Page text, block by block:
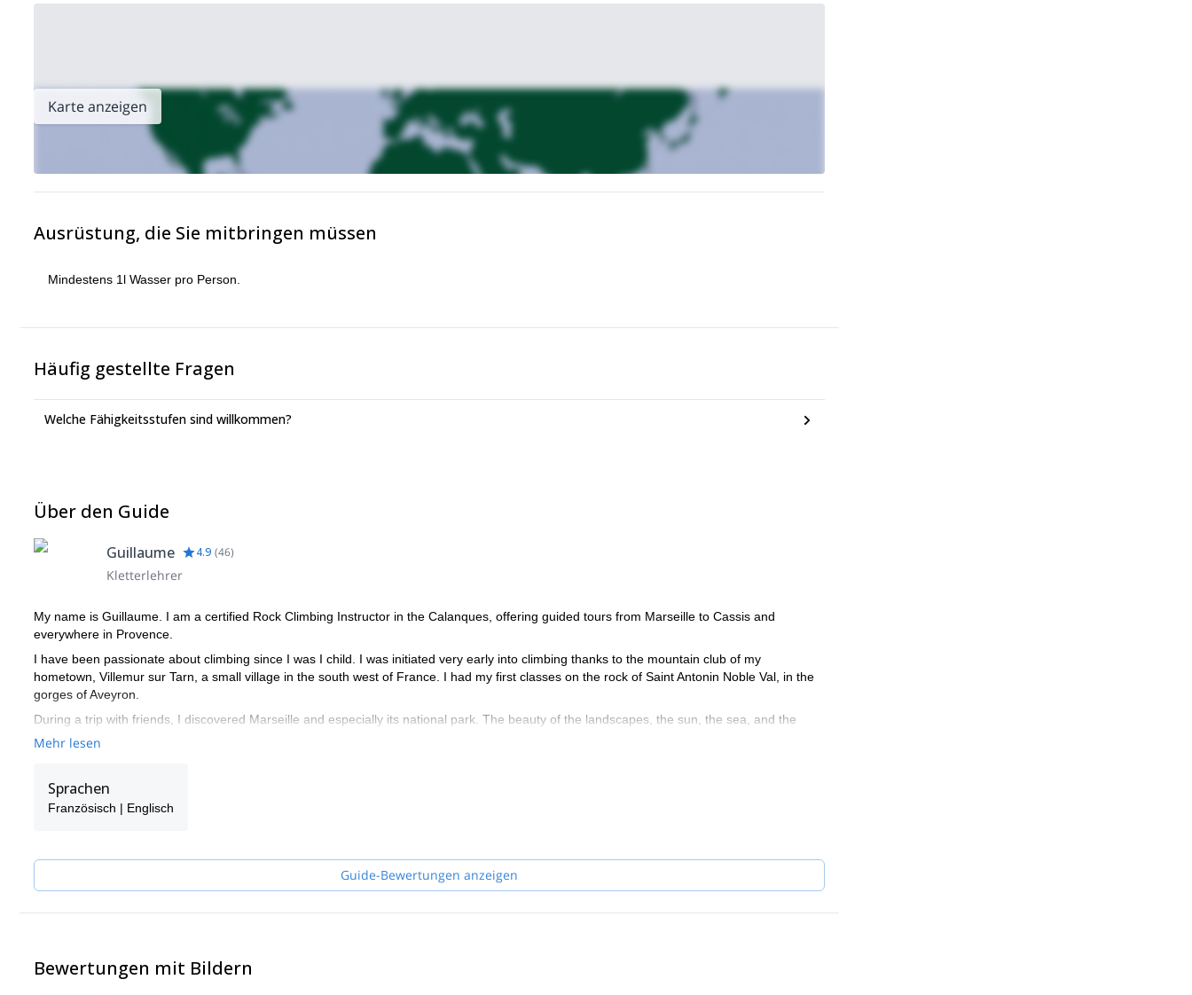
Karte anzeigen
Ausrüstung, die Sie mitbringen müssen
Mindestens 1l Wasser pro Person.
Häufig gestellte Fragen
Welche Fähigkeitsstufen sind willkommen?
Über den Guide
Guillaume 4.9 (46)
Kletterlehrer
My name is Guillaume. I am a certified Rock Climbing Instructor in the Calanques, offering guided tours from Marseille to Cassis and
everywhere in Provence.
I have been passionate about climbing since I was I child. I was initiated very early into climbing thanks to the mountain club of my
hometown, Villemur sur Tarn, a small village in the south west of France. I had my first classes on the rock of Saint Antonin Noble Val, in the
gorges of Aveyron.
During a trip with friends, I discovered Marseille and especially its national park. The beauty of the landscapes, the sun, the sea, and the
endless number of climbing routes totally seduced me! After a year already planned in Quebec, I decided to validate my university degree in
close to this beautiful area that is the Calanques and climbing in all its forms remains forever a passion.
Mehr lesen
Sprachen
Französisch | Englisch
Guide-Bewertungen anzeigen
Bewertungen mit Bildern